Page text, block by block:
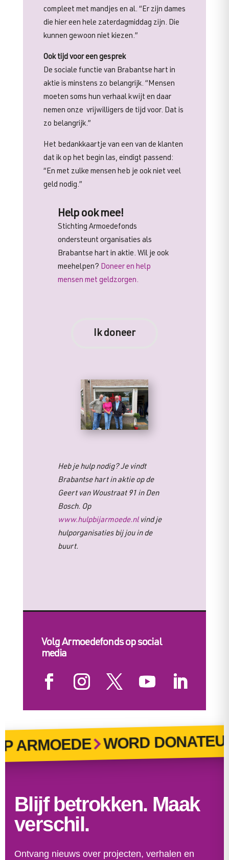
compleet met mandjes en al. “Er zijn dames
die hier een hele zaterdagmiddag zijn. Die
kunnen gewoon niet kiezen.”
Ook tijd voor een gesprek
De sociale functie van Brabantse hart in
aktie is minstens zo belangrijk. “Mensen
moeten soms hun verhaal kwijt en daar
nemen onze vrijwilligers de tijd voor. Dat is
zo belangrijk.”
Het bedankkaartje van een van de klanten
dat ik op het begin las, eindigt passend:
“En met zulke mensen heb je ook niet veel
geld nodig.”
Help ook mee!
Stichting Armoedefonds
ondersteunt organisaties als
Brabantse hart in aktie. Wil je ook
meehelpen? Doneer en help
mensen met geldzorgen.
Ik doneer
Heb je hulp nodig? Je vindt
Brabantse hart in aktie op de
Geert van Woustraat 91 in Den
Bosch. Op
www.hulpbijarmoede.nlvind je
hulporganisaties bij jou in de
buurt.
Volg Armoedefonds op social
media
WORD DONATEUR
Blijf betrokken. Maak
verschil.
Ontvang nieuws over projecten, verhalen en